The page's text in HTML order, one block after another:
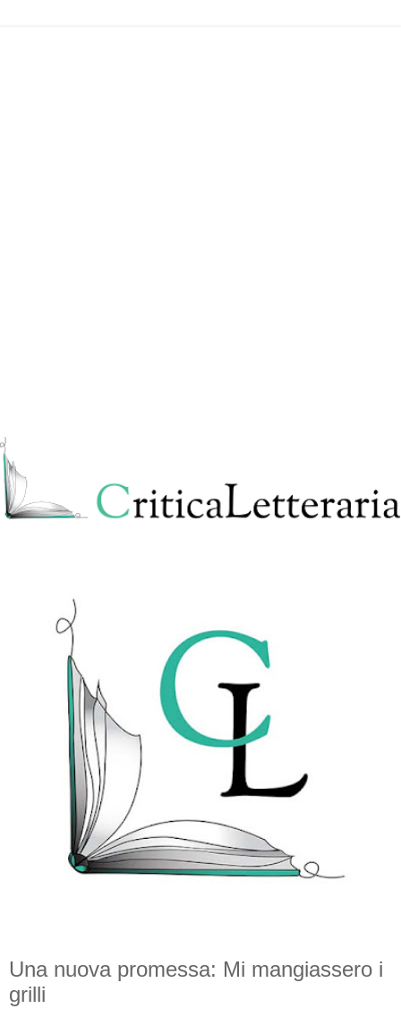
Una nuova promessa: Mi mangiassero i
grilli